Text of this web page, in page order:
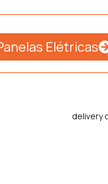
Elétricas